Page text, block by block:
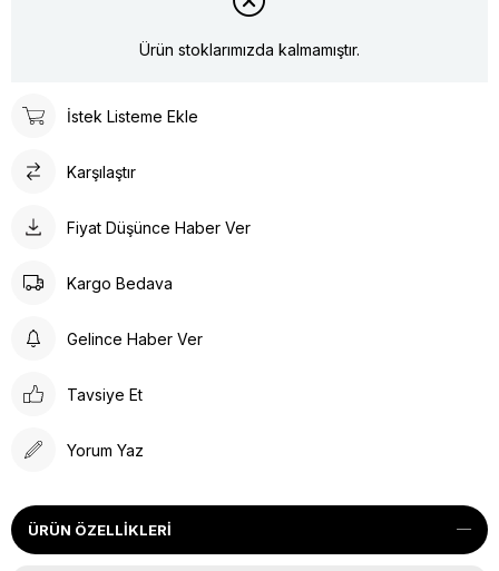
Ürün stoklarımızda kalmamıştır.
İstek Listeme Ekle
Karşılaştır
Fiyat Düşünce Haber Ver
Kargo Bedava
Gelince Haber Ver
Tavsiye Et
Yorum Yaz
ÜRÜN ÖZELLIKLERI